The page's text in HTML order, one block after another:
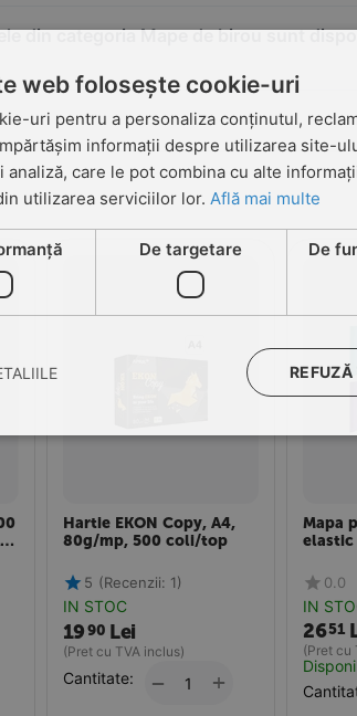
din categoria Mape de birou sunt
Hartie EKON Copy, A4,
80g/mp, 500 coli/top
5 (Recenzii: 1)
IN STOC
1990 Lei
(Pret cu TVA inclus)
Cantitate: +
−
Mapa
elastic
0.0
IN
2651
(Pret cu
web folosește cookie-uri
uri pentru a personaliza conținutul,
informații despre utilizarea site-
analiză, care le pot combina cu alte
utilizarea serviciilor lor. Află mai multe
De targetare De
REFUZĂ